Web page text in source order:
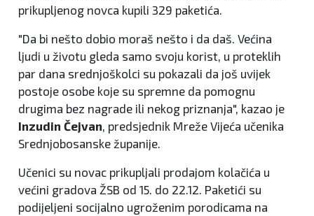
prikupljenog novca kupili 329 paketića.
"Da bi nešto dobio moraš nešto i da daš. Većina
ljudi u životu gleda samo svoju korist, u proteklih
par dana srednjoškolci su pokazali da još uvijek
postoje osobe koje su spremne da pomognu
drugima bez nagrade ili nekog priznanja", kazao je
Inzudin Čejvan , predsjednik Mreže Vijeća učenika
Srednjobosanske županije.
Učenici su novac prikupljali prodajom kolačića u
većini gradova ŽSB od 15. do 22.12. Paketići su
podijeljeni socijalno ugroženim porodicama na